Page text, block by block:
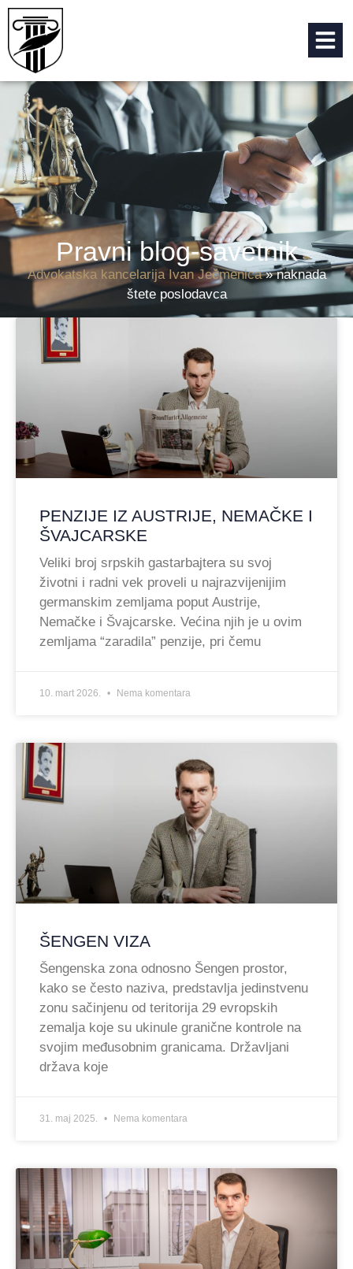
Pravni blog-savetnik
Advokatska kancelarija Ivan Ječmenica»naknada
štete poslodavca
PENZIJE IZ AUSTRIJE, NEMAČKE I
ŠVAJCARSKE
Veliki broj srpskih gastarbajtera su svoj
životni i radni vek proveli u najrazvijenijim
germanskim zemljama poput Austrije,
Nemačke i Švajcarske. Većina njih je u ovim
zemljama “zaradila” penzije, pri čemu
10. mart 2026. Nema komentara
ŠENGEN VIZA
Šengenska zona odnosno Šengen prostor,
kako se često naziva, predstavlja jedinstvenu
zonu sačinjenu od teritorija 29 evropskih
zemalja koje su ukinule granične kontrole na
svojim međusobnim granicama. Državljani
država koje
31. maj 2025. Nema komentara